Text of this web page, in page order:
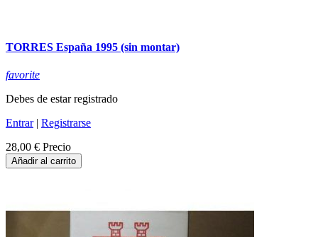
TORRES España 1995 (sin montar)
favorite
Debes de estar registrado
Entrar| Registrarse
28,00 € Precio
Añadir al carrito